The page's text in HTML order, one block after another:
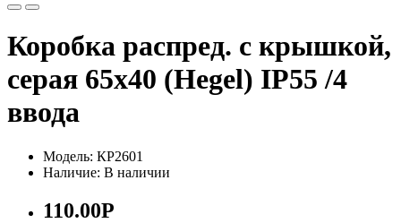
Коробка распред. с крышкой,
серая 65х40 (Hegel) IP55 /4
ввода
Модель: КР2601
Наличие: В наличии
110.00Р